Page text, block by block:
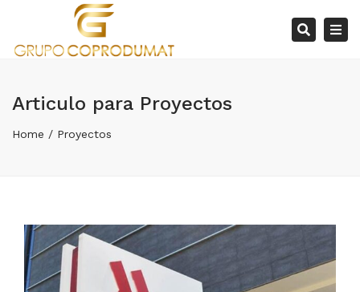
Search
Articulo para Proyectos
Home Proyectos